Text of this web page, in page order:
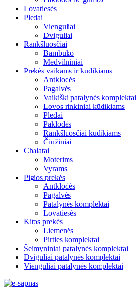
Lovatiesės
Pledai
Vienguliai
Dviguliai
Rankšluosčiai
Bambuko
Medvilniniai
Prekės vaikams ir kūdikiams
Antklodės
Pagalvės
Vaikiški patalynės komplektai
Lovos rinkiniai kūdikiams
Pledai
Paklodės
Rankšluosčiai kūdikiams
Čiužiniai
Chalatai
Moterims
Vyrams
Pigios prekės
Antklodės
Pagalvės
Patalynės komplektai
Lovatiesės
Kitos prekės
Liemenės
Pirties komplektai
Šeimyniniai patalynės komplektai
Dviguliai patalynės komplektai
Vienguliai patalynės komplektai